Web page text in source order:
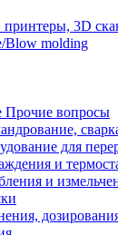
3D
molding
вопросы
для
и
и